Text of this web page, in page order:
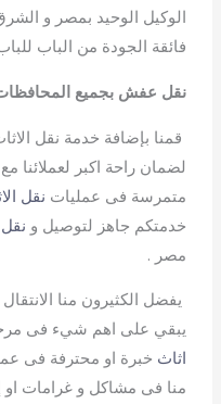
الوكيل الوحيد بمصر و
فائقة الجودة من الباب
نقل عفش بجميع
قمنا بإضافة خدمة نقل
لضمان راحة اكبر لعملائنا
متمرسة فى عمليات نقل
خدمتكم جاهز لتوصيل و
مصر .
يفضل الكثيرون منا
يبقي على اهم شيء فى
اثاث خبرة او محترفة فى
منا فى مشاكل و غرامات او